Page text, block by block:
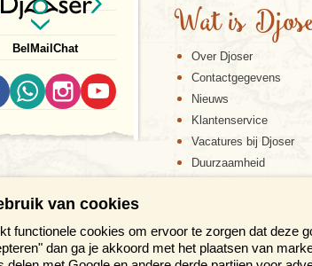
Bel Mail Chat
Wat is
Over Djoser
Contactgegevens
Nieuws
Klantenservice
Vacatures bij Djoser
Duurzaamheid
van cookies
functionele cookies om ervoor te zorgen dat deze
dan ga je akkoord met het plaatsen van